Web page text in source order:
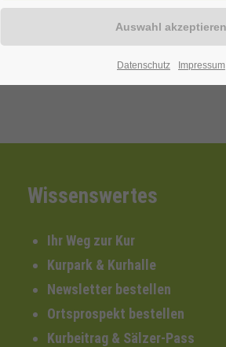
Wissenswertes
Ihr Weg zur Kur
Kurpark & Kurhalle
Newsletter bestellen
Ortsprospekt bestellen
Kurbeitrag & Sälzer-Pass
Datenschutz Impressum